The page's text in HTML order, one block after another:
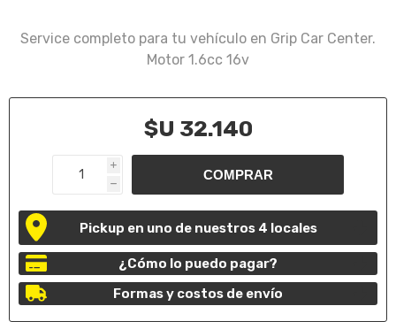
Service completo para tu vehículo en Grip Car Center.
Motor 1.6cc 16v
$U 32.140
i
h
Pickup en uno de nuestros 4 locales
¿Cómo lo puedo pagar?
Formas y costos de envío